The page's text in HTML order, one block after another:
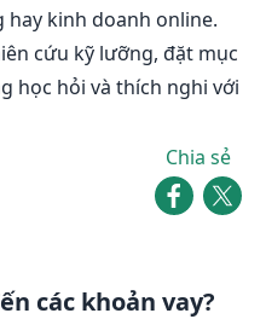
kinh doanh online.
cứu kỹ lưỡng, đặt mục
học hỏi và thích nghi với
Chia sẻ
các khoản vay?